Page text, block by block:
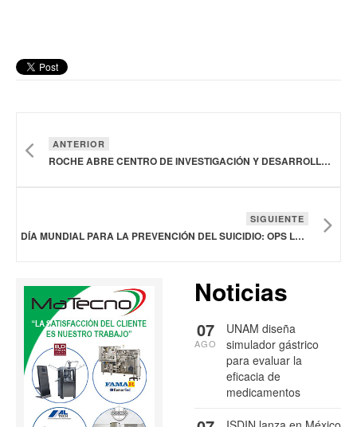
ANTERIOR
ROCHE ABRE CENTRO DE INVESTIGACIÓN Y DESARROLLO FARMACÉUTICO EN BASILEA PARA ACELERAR LA INNOVACIÓN CIENTÍFICA
SIGUIENTE
DÍA MUNDIAL PARA LA PREVENCIÓN DEL SUICIDIO: OPS LLAMA A CAMBIAR NARRATIVA ESTIGMATIZANTE Y FOMENTAR EL APOYO
Noticias
UNAM diseña
simulador gástrico
para evaluar la
eficacia de
medicamentos
07
AGO